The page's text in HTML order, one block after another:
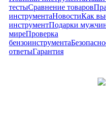
тестыСравнение товаров
инструментаНовостиКак
инструментПодарки
миреПроверка
бензоинструмента
ответыГарантия